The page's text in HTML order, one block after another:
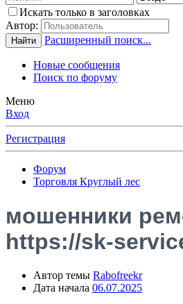
Искать только в заголовках
Автор:
Найти Расширенный поиск...
Новые сообщения
Поиск по форуму
Меню
Вход
Регистрация
Форум
Торговля Круглый лес
мошенники
https://sk-
Автор темы Rabofreekr
Дата начала 06.07.2025